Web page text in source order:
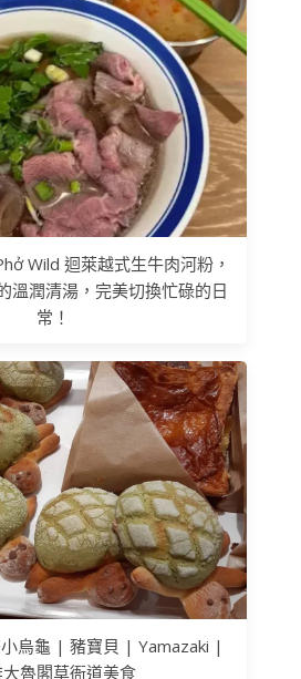
Wild 迴萊越式生牛肉河粉，
溫潤清湯，完美切換忙碌的日
常！
烏龜 | 豬寶貝 | Yamazaki |
大魯閣草衙道美食